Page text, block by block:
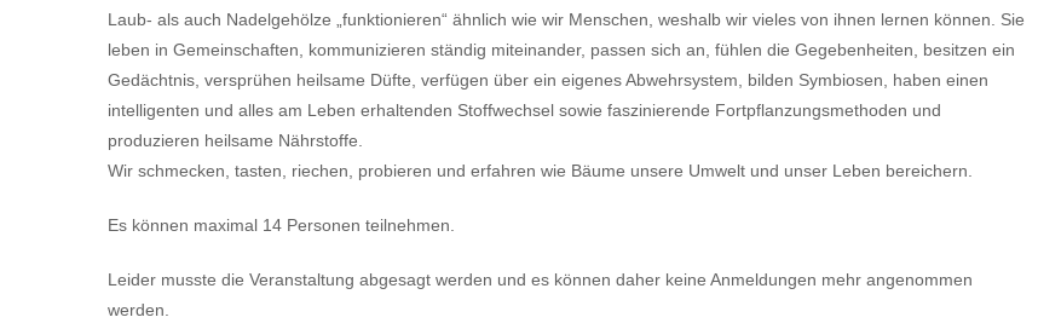
Laub- als auch Nadelgehölze „funktionieren“ ähnlich wie wir Menschen, weshalb wir vieles von ihnen lernen können. Sie
leben in Gemeinschaften, kommunizieren ständig miteinander, passen sich an, fühlen die Gegebenheiten, besitzen ein
Gedächtnis, versprühen heilsame Düfte, verfügen über ein eigenes Abwehrsystem, bilden Symbiosen, haben einen
intelligenten und alles am Leben erhaltenden Stoffwechsel sowie faszinierende Fortpflanzungsmethoden und
produzieren heilsame Nährstoffe.
Wir schmecken, tasten, riechen, probieren und erfahren wie Bäume unsere Umwelt und unser Leben bereichern.
Es können maximal 14 Personen teilnehmen.
Leider musste die Veranstaltung abgesagt werden und es können daher keine Anmeldungen mehr angenommen
werden.